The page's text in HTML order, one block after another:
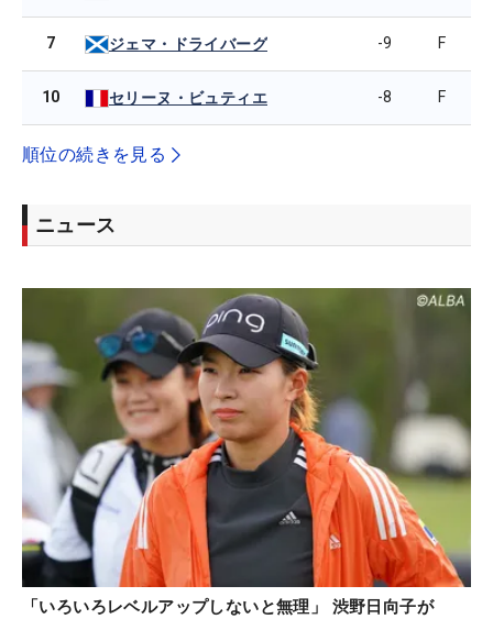
7 ジェマ・ドライバーグ -9 F
10 セリーヌ・ビュティエ -8 F
順位の続きを見る
ニュース
「いろいろレベルアップしないと無理」 渋野日向子が